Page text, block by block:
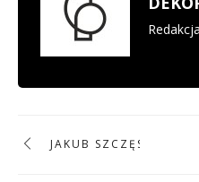
JAKUB SZCZĘSNY